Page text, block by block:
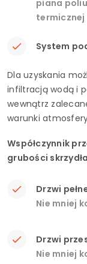
piana
termicznej
System
Dla uzyskania
infiltracją wodą i
wewnątrz
warunki
Współczynnik
grubości
Drzwi
Nie mniej
Drzwi
Nie mniej